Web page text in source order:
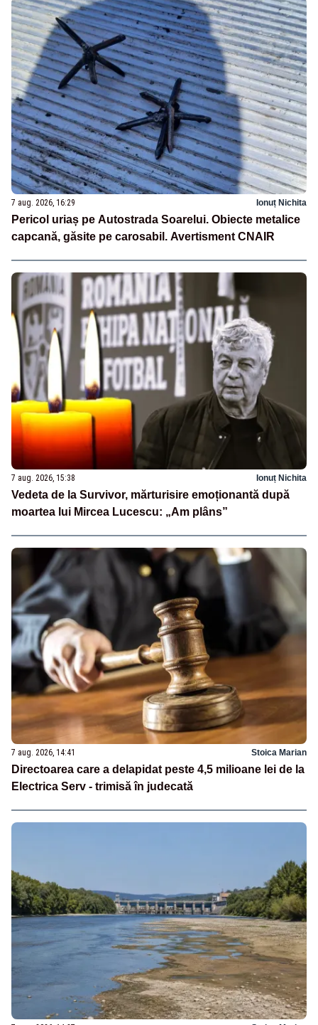
7 aug. 2026, 16:29 Ionuț Nichita
Pericol uriaș pe Autostrada Soarelui. Obiecte metalice
capcană, găsite pe carosabil. Avertisment CNAIR
7 aug. 2026, 15:38 Ionuț Nichita
Vedeta de la Survivor, mărturisire emoționantă după
moartea lui Mircea Lucescu: „Am plâns”
7 aug. 2026, 14:41 Stoica Marian
Directoarea care a delapidat peste 4,5 milioane lei de la
Electrica Serv - trimisă în judecată